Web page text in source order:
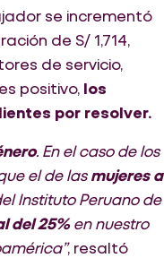
se incrementó
de S/ 1,714,
de servicio,
positivo, los
por resolver.
. En el caso de los
el de lasmujeres a
Instituto Peruano de
del 25%en nuestro
, resaltó